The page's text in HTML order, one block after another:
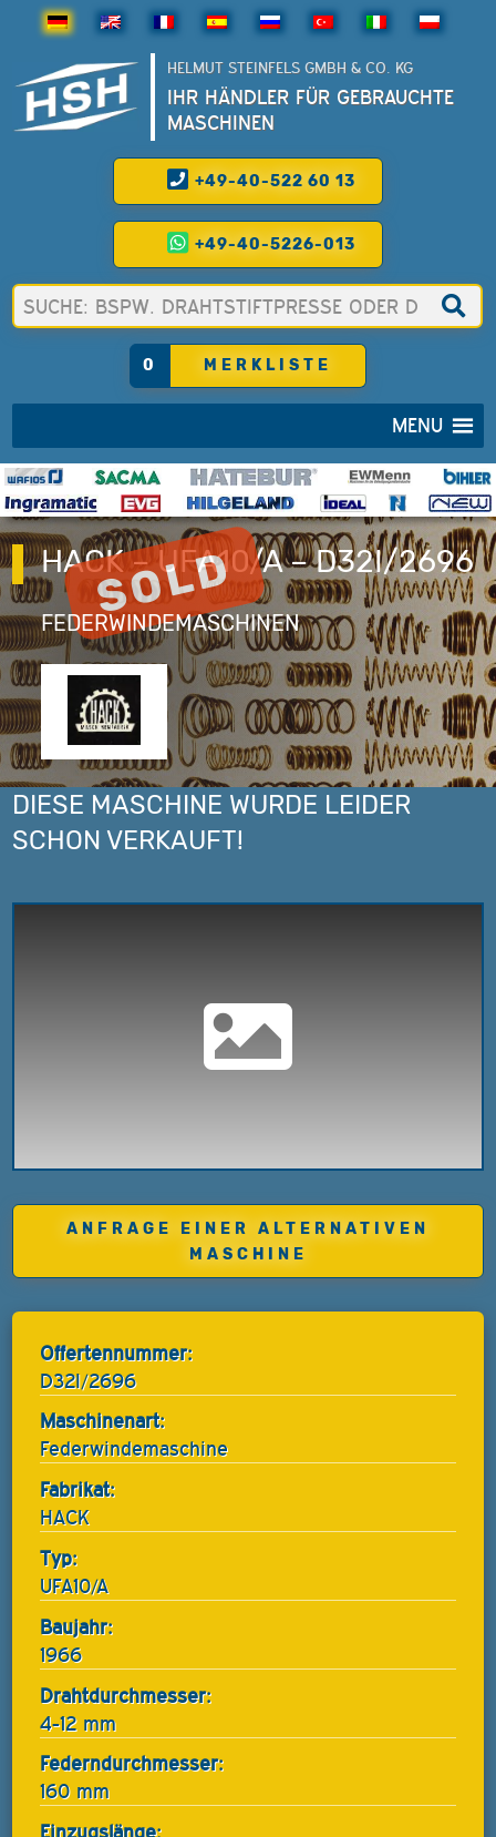
HELMUT STEINFELS GMBH & CO. KG
IHR HÄNDLER FÜR GEBRAUCHTE
MASCHINEN
+49-40-522 60 13
+49-40-5226-013
0 MERKLISTE
MENU
HACK – UFA10/A – D32I/2696
FEDERWINDEMASCHINEN
DIESE MASCHINE WURDE LEIDER
SCHON VERKAUFT!
ANFRAGE EINER ALTERNATIVEN
MASCHINE
Offertennummer:
D32I/2696
Maschinenart:
Federwindemaschine
Fabrikat:
HACK
Typ:
UFA10/A
Baujahr:
1966
Drahtdurchmesser:
4-12 mm
Federndurchmesser:
160 mm
Einzugslänge: